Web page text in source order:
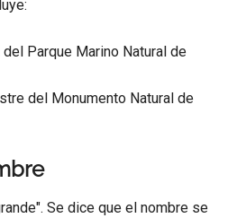
del Parque Marino Natural de
del Monumento Natural de
Se dice que el nombre se